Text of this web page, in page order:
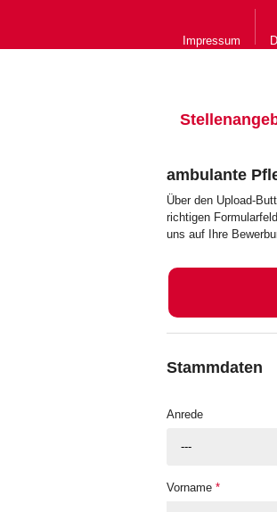
Impressum
ambulante
Über den Upload-
richtigen
uns auf Ihre
Stammdaten
Anrede
---
Vorname *